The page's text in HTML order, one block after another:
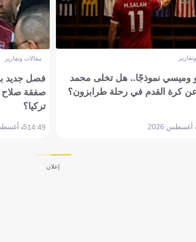
وميسي نموذجًا.. هل تخلى محمد
كرة القدم في رحلة طرابزون؟
مقالات وتقارير
فصل جديد
صفقة
تركيا؟
14:495 أغسطس 2026
إعلان